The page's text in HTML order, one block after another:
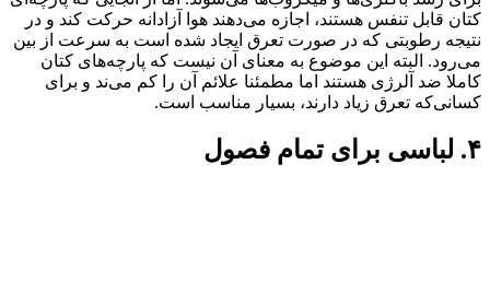
کتان قابل تنفس هستند، اجازه می‌دهند هوا آزادانه حرکت کند و در
نتیجه رطوبتی که در صورت تعرق ایجاد شده است به سرعت از بین
می‌رود. البته این موضوع به معنای آن نیست که پارچه‌های کتان
کاملا ضد آلرژی هستند اما مطمئنا علائم آن را کم می‌ند و برای
کسانی‌که تعرق زیاد دارند، بسیار مناسب است.
۴. لباسی برای تمام فصول